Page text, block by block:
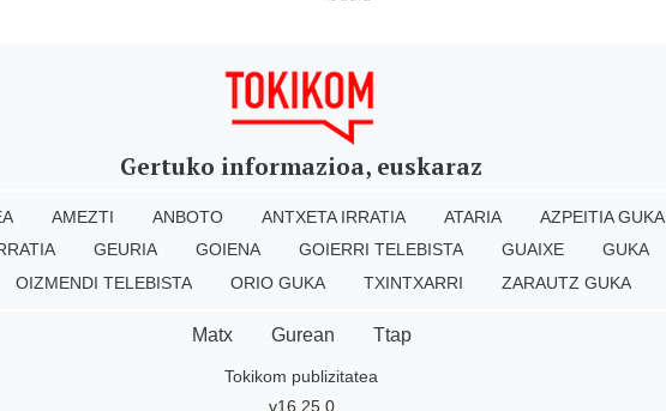
Gertuko informazioa, euskaraz
AMEZTI ANBOTO ANTXETA IRRATIA ATARIA AZPEITIA GUKA
GEURIA GOIENA GOIERRI TELEBISTA GUAIXE GUKA
OIZMENDI TELEBISTA ORIO GUKA TXINTXARRI ZARAUTZ GUKA
Matx Gurean Ttap
Tokikom publizitatea
v16.25.0